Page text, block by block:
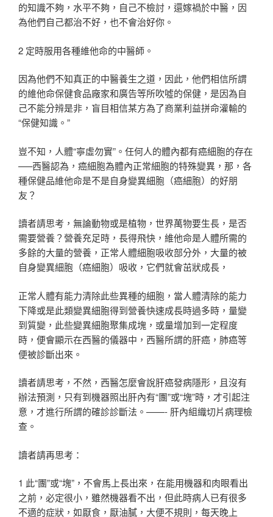
的知識不夠，水平不夠，自己不檢討，還嫁禍於中醫，因
為他們自己都治不好，也不會治好你。
2 定時服用各種維他命的中醫師。
因為他們不知真正的中醫養生之道，因此，他們相信所謂
的維他命保健食品廠家和廣告等所吹噓的保健，是因為自
己不能分辨是非，盲目相信某方為了商業利益拼命灌輸的
“保健知識。”
豈不知，人體“寧虛勿實”。任何人的體內都有癌細胞的存在
—–西醫認為，癌細胞為體內正常細胞的特殊變異，那，各
種保健品維他命是不是自身變異細胞（癌細胞）的好朋
友？
讀者請思考，無論動物或是植物，世界萬物要生長，是否
需要營養？營養充足時，長得飛快，維他命是人體所需的
多餘的大量的營養，正常人體細胞吸收部分外，大量的被
自身變異細胞（癌細胞）吸收，它們就會茁狀成長，
正常人體有能力清除此些異種的細胞，當人體清除的能力
下降或是此類變異細胞得到營養快速成長時過多時，量變
到質變，此些變異細胞聚集成塊，或量增加到一定程度
時，便會顯示在西醫的儀器中，西醫所謂的肝癌，肺癌等
便被診斷出來。
讀者請思考，不然，西醫怎麼會說肝癌發病隱形，且沒有
辦法預測，只有到機器照出肝內有“團”或“塊”時，才引起注
意，才進行所謂的確診診斷法。——- 肝內組織切片病理檢
查。
讀者請再思考：
1 此“團”或“塊”，不會馬上長出來，在能用機器和肉眼看出
之前，必定很小，雖然機器看不出，但此時病人已有很多
不適的症狀，如厭食，厭油膩，大便不規則，每天晚上